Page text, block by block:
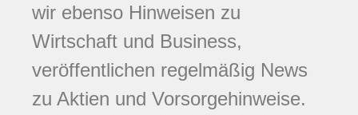
wir ebenso Hinweisen zu
Wirtschaft und Business,
veröffentlichen regelmäßig News
zu Aktien und Vorsorgehinweise.